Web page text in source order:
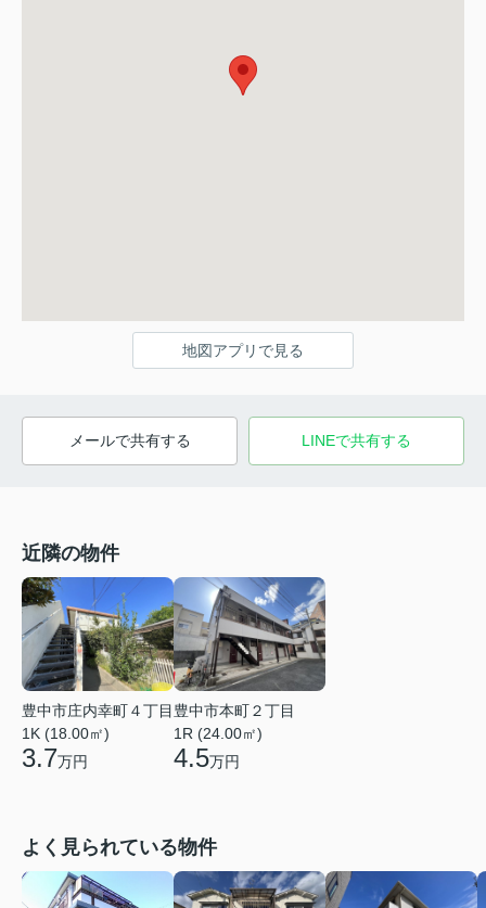
地図アプリで見る
メールで共有する LINEで共有する
近隣の物件
豊中市庄内幸町４丁目
1K (18.00㎡)
3.7万円
豊中市本町２丁目
1R (24.00㎡)
4.5万円
よく見られている物件